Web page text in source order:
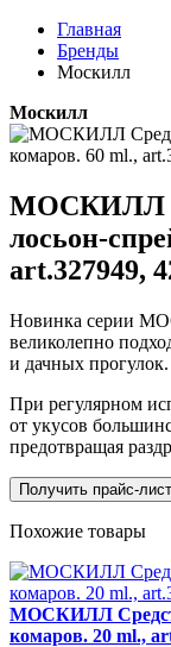
Главная
Бренды
Москилл
Москилл
МОСКИЛЛ
лосьон-
art.327949,
Новинка серии
великолепно
и дачных прогулок.
При регулярном
от укусов
предотвращая
Получить прайс-лист
Похожие товары
МОСКИЛЛ
комаров. 20 ml.,